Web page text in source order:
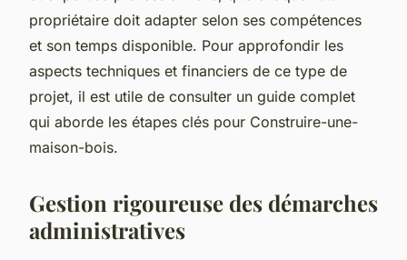
propriétaire doit adapter selon ses compétences
et son temps disponible. Pour approfondir les
aspects techniques et financiers de ce type de
projet, il est utile de consulter un guide complet
qui aborde les étapes clés pour Construire-une-
maison-bois.
Gestion rigoureuse des démarches
administratives